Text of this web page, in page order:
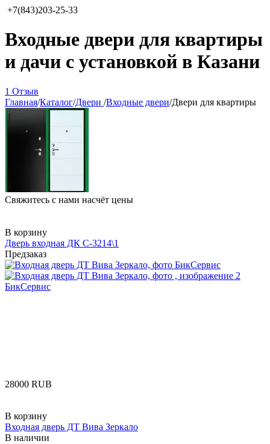
+7(843)203-25-33
Входные двери для квартиры
и дачи с установкой в Казани
1 Отзыв
Главная/Каталог/Двери /Входные двери/Двери для квартиры
Свяжитесь с нами насчёт цены
В корзину
Дверь входная ДК С-3214\1
Предзаказ
‍28000‍ RUB
В корзину
Входная дверь ДТ Вива Зеркало
В наличии